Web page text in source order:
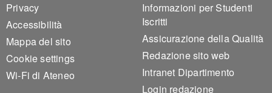
Privacy
Accessibilità
Mappa del sito
Cookie settings
Wi-Fi di Ateneo
Informazioni per Studenti
Iscritti
Assicurazione della Qualità
Redazione sito web
Intranet Dipartimento
Login redazione